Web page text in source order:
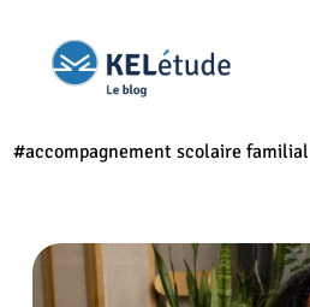
#accompagnement scolaire familial